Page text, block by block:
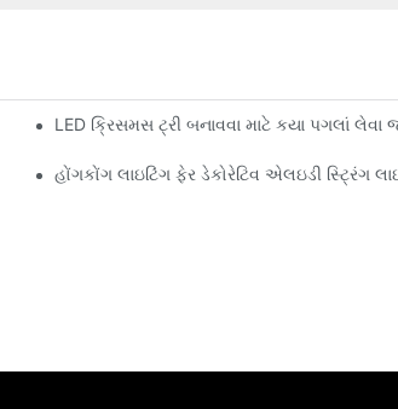
LED ક્રિસમસ ટ્રી બનાવવા માટે કયા પગલાં
હોંગકોંગ લાઇટિંગ ફેર ડેકોરેટિવ એલઇડી સ્ટ્રિંગ